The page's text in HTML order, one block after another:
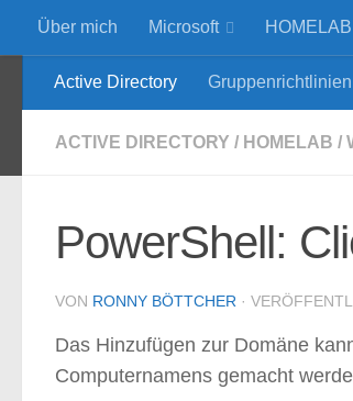
Unter dem Inhalt
Über mich Microsoft HOMELAB
Ronny
Active Directory
ACTIVE DIRECTORY / HOMELAB /
PowerShell:
VON RONNY BÖTTCHER ·
Das Hinzufügen zur Domäne
Computernamens gemacht